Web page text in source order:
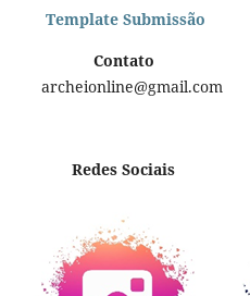
Template Submissão
Contato
archeionline@gmail.com
Redes Sociais